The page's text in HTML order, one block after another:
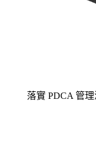
落實 PDCA 管